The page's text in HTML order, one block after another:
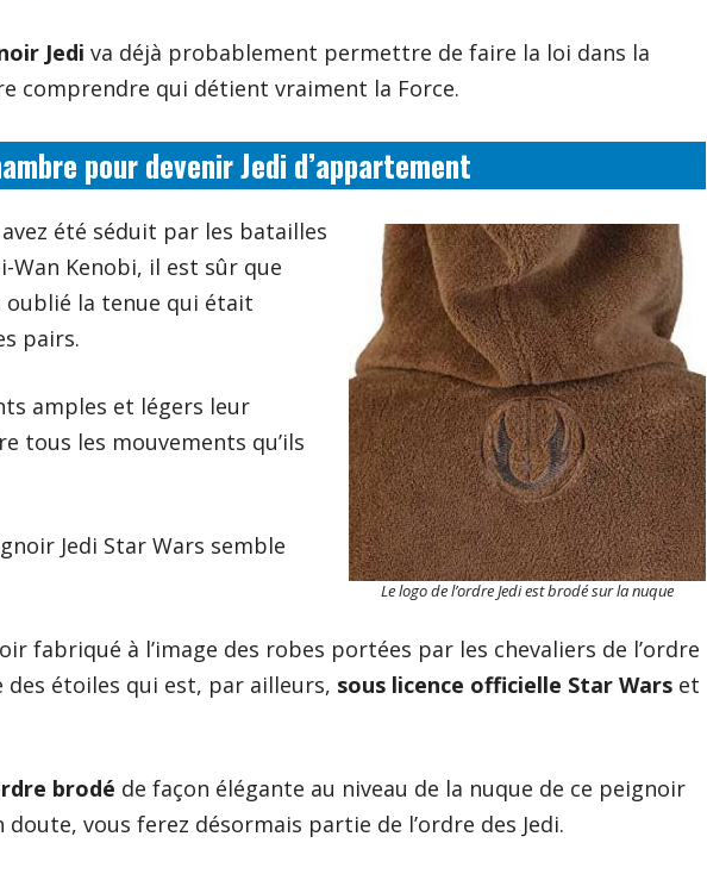
Jedi va déjà probablement permettre de faire la loi dans la
comprendre qui détient vraiment la Force.
pour devenir Jedi d’appartement
Le logo de l’ordre Jedi est brodé sur la nuque
été séduit par les batailles
Wan Kenobi, il est sûr que
oublié la tenue qui était
pairs.
amples et légers leur
tous les mouvements qu’ils
Jedi Star Wars semble
fabriqué à l’image des robes portées par les chevaliers de l’ordre
des étoiles qui est, par ailleurs, sous licence officielle Star Wars et
brodé de façon élégante au niveau de la nuque de ce peignoir
doute, vous ferez désormais partie de l’ordre des Jedi.